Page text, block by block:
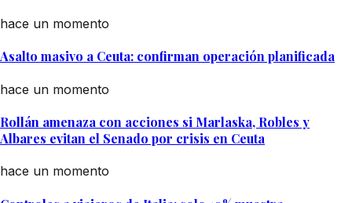
hace un momento
Asalto masivo a Ceuta: confirman operación planificada
hace un momento
Rollán amenaza con acciones si Marlaska, Robles y
Albares evitan el Senado por crisis en Ceuta
hace un momento